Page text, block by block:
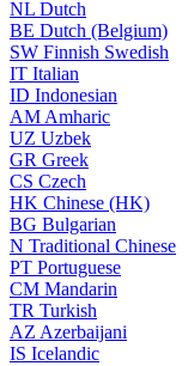
NL Dutch
BE Dutch (Belgium)
SW Finnish Swedish
IT Italian
ID Indonesian
AM Amharic
UZ Uzbek
GR Greek
CS Czech
HK Chinese (HK)
BG Bulgarian
N Traditional Chinese
PT Portuguese
CM Mandarin
TR Turkish
AZ Azerbaijani
IS Icelandic